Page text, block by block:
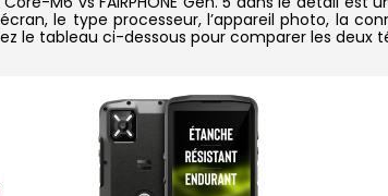
le type processeur, l’appareil photo, la
le tableau ci-dessous pour comparer les deux